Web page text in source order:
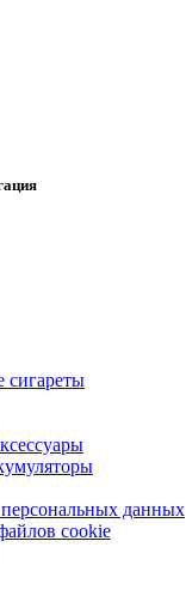
сигареты
данных
cookie